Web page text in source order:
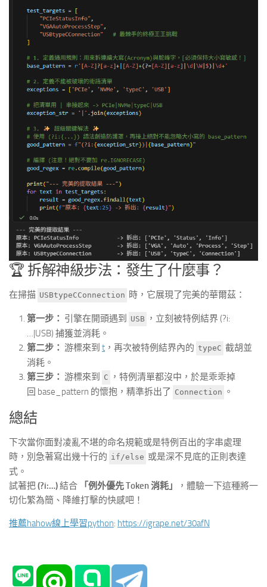
🏆 拆解神級步法：發生了什麼事？
在掃描 USBtypeCConnection 時，它展現了完美的華爾茲：
第一步： 引擎在開頭遇到 USB
，立刻被特例結界 (?i:
…|USB) 捕獲並消耗。
第二步： 游標來到 t ，再次被特例結界內的 typeC 截胡並
消耗。
第三步： 游標來到 C
，特例清單都沒中，於是乖乖掉
回 base_pattern 的懷抱，精準拆出了 Connection 。
總結
下次當你面對凌亂不堪的命名規範或是特例百出的字串處理
時，別急著寫出幾十行的 if/else 或是深不見底的正則表達
式。
試著把(?i:…)結合 「例外優先 Token 消耗」
，體驗一下這種將一
切化繁為簡、降維打擊的快感吧！
推薦hahow線上學習python: https://igrape.net/30afN